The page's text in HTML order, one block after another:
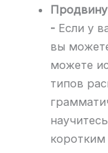
- Если у
вы
можете
типов